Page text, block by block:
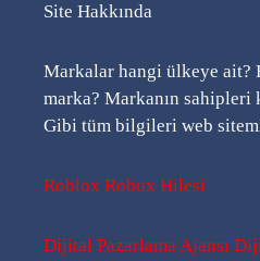
Site Hakkında
Markalar hangi ülkeye ait?
marka? Markanın sahipleri
Gibi tüm bilgileri web
Roblox Robux Hilesi
Dijital Pazarlama Ajansı